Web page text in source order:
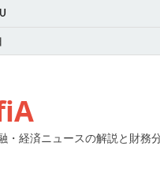
・経済ニュースの解説と財務